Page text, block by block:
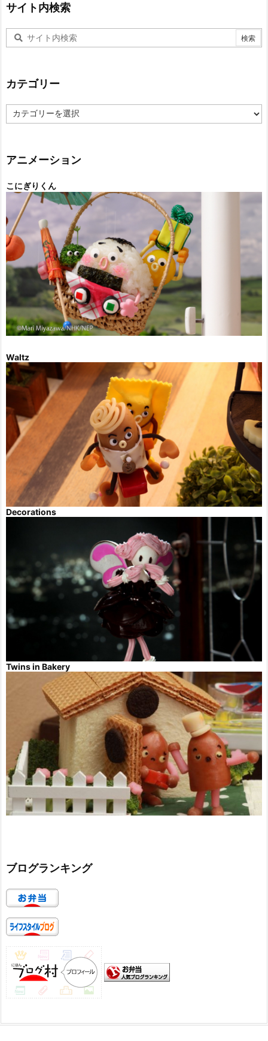
サイト内検索
カテゴリー
テ
ー
アニメーション
こにぎりくん
Waltz
Decorations
Twins in Bakery
ブログランキング